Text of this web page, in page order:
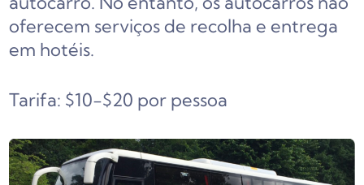
oferecem serviços de recolha e entrega
em hotéis.
Tarifa: $10-$20 por pessoa